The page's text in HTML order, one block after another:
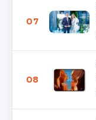
07
08